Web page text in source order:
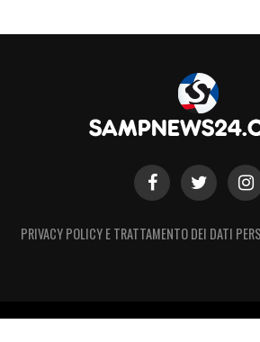
PRIVACY POLICY E TRATTAMENTO DEI DATI